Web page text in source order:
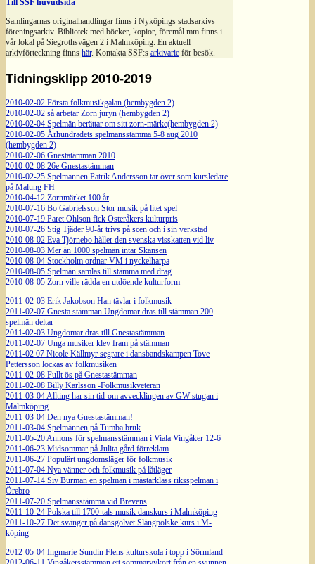
Till SSF huvudsida
Samlingarnas originalhandlingar finns i Nyköpings stadsarkivs
föreningsarkiv. Bibliotek med böcker, kopior, föremål mm finns i
vår lokal på Siegrothsvägen 2 i Malmköping. En aktuell
arkivförteckning finns här. Kontakta SSF:s arkivarie för besök.
Tidningsklipp 2010-2019
2010-02-02 Första folkmusikgalan (hembygden 2)
2010-02-02 så arbetar Zorn juryn (hembygden 2)
2010-02-04 Spelmän berättar om sitt zorn-märke(hembygden 2)
2010-02-05 Århundradets spelmansstämma 5-8 aug 2010
(hembygden 2)
2010-02-06 Gnestatämman 2010
2010-02-08 26e Gnestastämman
2010-02-25 Spelmannen Patrik Andersson tar över som kursledare
på Malung FH
2010-04-12 Zornmärket 100 år
2010-07-16 Bo Gabrielsson Stor musik på litet spel
2010-07-19 Paret Ohlson fick Österåkers kulturpris
2010-07-26 Stig Tjäder 90-år trivs på scen och i sin verkstad
2010-08-02 Eva Tjörnebo håller den svenska visskatten vid liv
2010-08-03 Mer än 1000 spelmän intar Skansen
2010-08-04 Stockholm ordnar VM i nyckelharpa
2010-08-05 Spelmän samlas till stämma med drag
2010-08-05 Zorn ville rädda en utdöende kulturform
2011-02-03 Erik Jakobson Han tävlar i folkmusik
2011-02-07 Gnesta stämman Ungdomar dras till stämman 200
spelmän deltar
2011-02-03 Ungdomar dras till Gnestastämman
2011-02-07 Unga musiker klev fram på stämman
2011-02 07 Nicole Källmyr segrare i dansbandskampen Tove
Pettersson lockas av folkmusiken
2011-02-08 Fullt ös på Gnestastämman
2011-02-08 Billy Karlsson -Folkmusikveteran
2011-03-04 Allting har sin tid-om avvecklingen av GW stugan i
Malmköping
2011-03-04 Den nya Gnestastämman!
2011-03-04 Spelmännen på Tumba bruk
2011-05-20 Annons för spelmansstämman i Viala Vingåker 12-6
2011-06-23 Midsommar på Julita gård förreklam
2011-06-27 Populärt ungdomsläger för folkmusik
2011-07-04 Nya vänner och folkmusik på låtläger
2011-07-14 Siv Burman en spelman i mästarklass riksspelman i
Örebro
2011-07-20 Spelmansstämma vid Brevens
2011-10-24 Polska till 1700-tals musik danskurs i Malmköping
2011-10-27 Det svänger på dansgolvet Slängpolske kurs i M-
köping
2012-05-04 Ingmarie-Sundin Flens kulturskola i topp i Sörmland